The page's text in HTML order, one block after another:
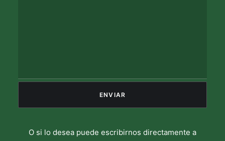
O si lo desea puede escribirnos directamente a